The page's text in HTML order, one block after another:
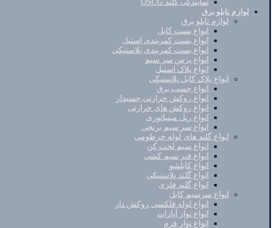
نمایندگی گلند OSCG
لوازم تابلو برق
لوازم تابلو برق
انواع بست کابل
انواع بست کمربندی استیل
انواع بست کمربندی پلاستیکی
انواع پرس سر سیم
انواع پلاک استیل
انواع پلاک کابل پلاستیکی
انواع چسب برق
انواع روکش حرارتی چسبدار
انواع روکش های حرارتی
انواع ریل مینیاتوری
انواع سر سیم برنجی
انواع گلند های لوله خرطومی
انواع سیم لخت کن
انواع فنر سیم کشی
انواع کابلشو
انواع گلند پلاستیکی
انواع گلند فلزی
انواع سرسیم کابل
انواع لوله فلکسی روکش دار
انواع نوار آپارات
انواع نوار فرم